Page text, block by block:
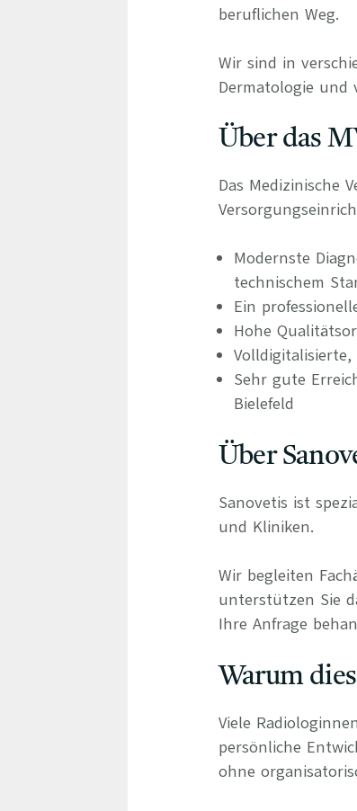
beruflichen Weg.
Wir sind in
Dermatologie und
Über das
Das Medizinische
Modernste
technischem
Ein
Hohe
Sehr gute
Bielefeld
Über
Sanovetis ist
und Kliniken.
Wir begleiten
unterstützen Sie
Ihre Anfrage
Warum
Viele
persönliche
ohne